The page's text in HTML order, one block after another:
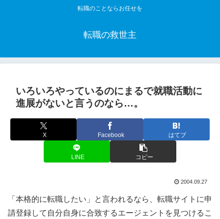
転職のことならお任せを
転職の救世主
いろいろやっているのにまるで就職活動に
進展がないと言うのなら…。
X Facebook はてブ
LINE コピー
2004.09.27
「本格的に転職したい」と言われるなら、転職サイトに申
請登録して自分自身に合致するエージェントを見つけるこ